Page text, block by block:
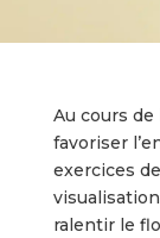
Au cours de
favoriser
exercices
ralentir le